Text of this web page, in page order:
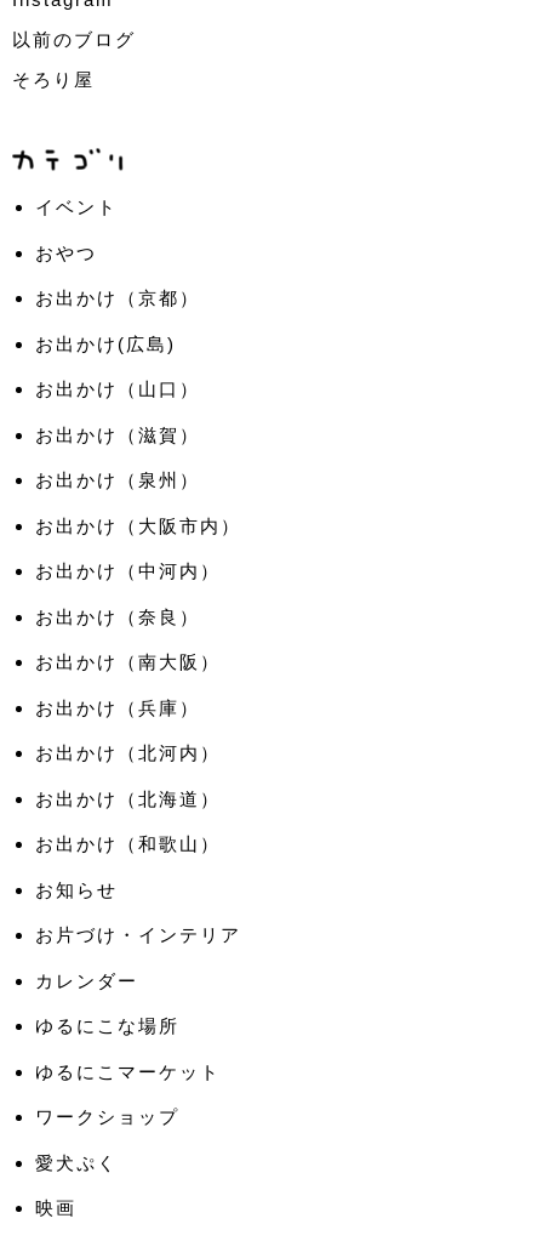
以前のブログ
そろり屋
イベント
おやつ
お出かけ（京都）
お出かけ(広島)
お出かけ（山口）
お出かけ（滋賀）
お出かけ（泉州）
お出かけ（大阪市内）
お出かけ（中河内）
お出かけ（奈良）
お出かけ（南大阪）
お出かけ（兵庫）
お出かけ（北河内）
お出かけ（北海道）
お出かけ（和歌山）
お知らせ
お片づけ・インテリア
カレンダー
ゆるにこな場所
ゆるにこマーケット
ワークショップ
愛犬ぷく
映画